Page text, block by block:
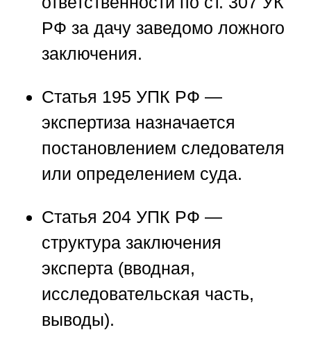
РФ за дачу заведомо ложного
заключения.
Статья 195 УПК РФ —
экспертиза назначается
постановлением следователя
или определением суда.
Статья 204 УПК РФ —
структура заключения
эксперта (вводная,
исследовательская часть,
выводы).